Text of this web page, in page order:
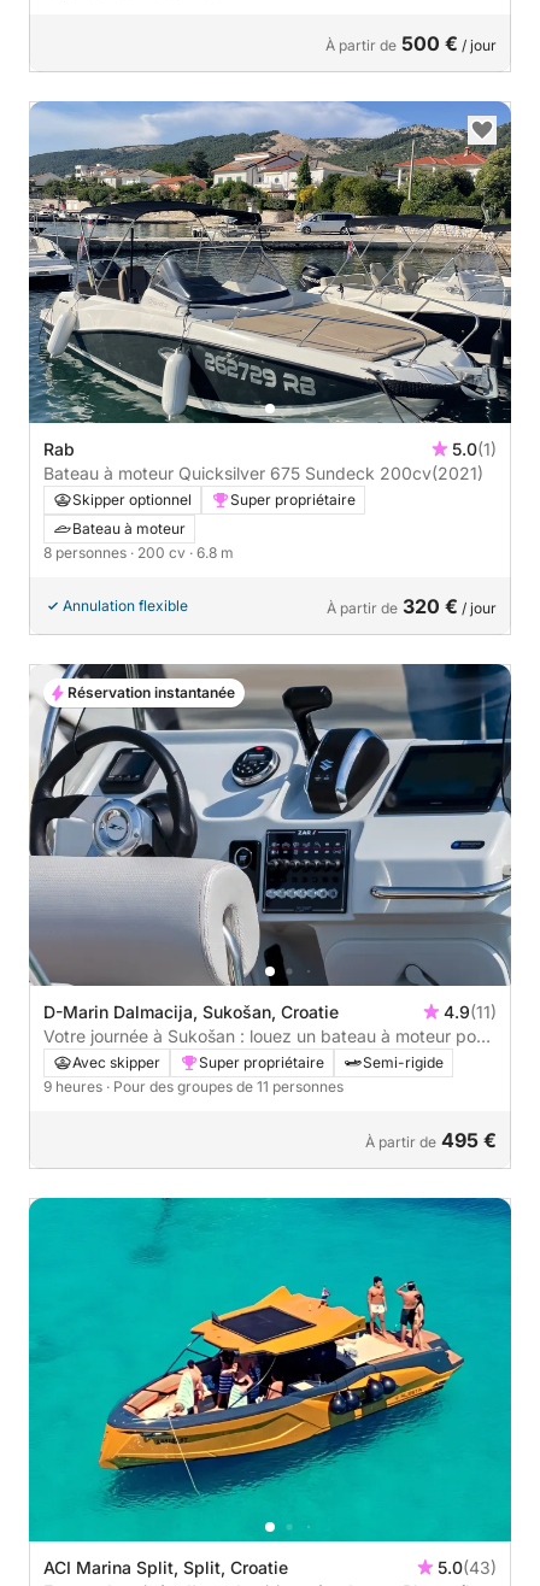
À partir de 500 € / jour
Rab 5.0(1)
Bateau à moteur Quicksilver 675 Sundeck 200cv(2021)
Skipper optionnel
Super propriétaire
Bateau à moteur
8 personnes · 200 cv · 6.8 m
Annulation flexible À partir de 320 € / jour
D-Marin Dalmacija, Sukošan, Croatie 4.9(11)
Votre journée à Sukošan : louez un bateau à moteur pour
une journée complète de découverte.
Avec skipper Super propriétaire
Semi-rigide
9 heures · Pour des groupes de 11 personnes
À partir de 495 €
Réservation instantanée
ACI Marina Split, Split, Croatie 5.0(43)